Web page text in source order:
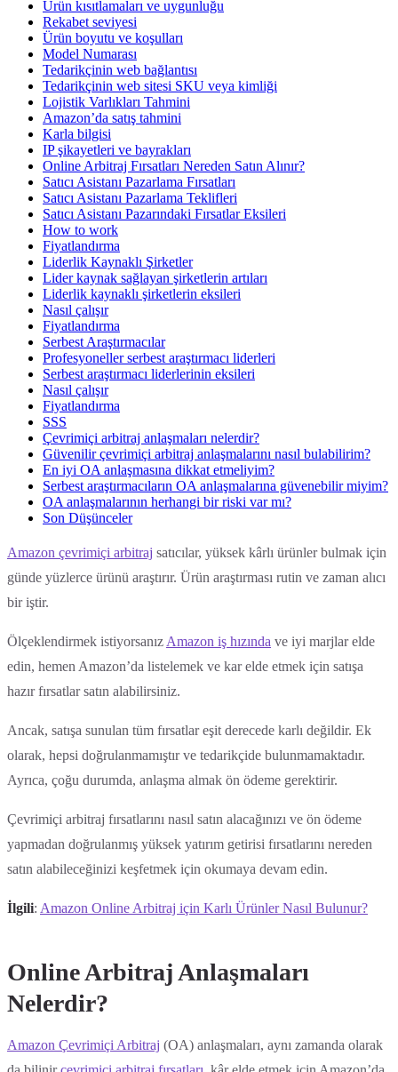
Ürün kısıtlamaları ve uygunluğu
Rekabet seviyesi
Ürün boyutu ve koşulları
Model Numarası
Tedarikçinin web bağlantısı
Tedarikçinin web sitesi SKU veya kimliği
Lojistik Varlıkları Tahmini
Amazon’da satış tahmini
Karla bilgisi
IP şikayetleri ve bayrakları
Online Arbitraj Fırsatları Nereden Satın Alınır?
Satıcı Asistanı Pazarlama Fırsatları
Satıcı Asistanı Pazarlama Teklifleri
Satıcı Asistanı Pazarındaki Fırsatlar Eksileri
How to work
Fiyatlandırma
Liderlik Kaynaklı Şirketler
Lider kaynak sağlayan şirketlerin artıları
Liderlik kaynaklı şirketlerin eksileri
Nasıl çalışır
Fiyatlandırma
Serbest Araştırmacılar
Profesyoneller serbest araştırmacı liderleri
Serbest araştırmacı liderlerinin eksileri
Nasıl çalışır
Fiyatlandırma
SSS
Çevrimiçi arbitraj anlaşmaları nelerdir?
Güvenilir çevrimiçi arbitraj anlaşmalarını nasıl bulabilirim?
En iyi OA anlaşmasına dikkat etmeliyim?
Serbest araştırmacıların OA anlaşmalarına güvenebilir miyim?
OA anlaşmalarının herhangi bir riski var mı?
Son Düşünceler
Amazon çevrimiçi arbitraj satıcılar, yüksek kârlı ürünler bulmak için
günde yüzlerce ürünü araştırır. Ürün araştırması rutin ve zaman alıcı
bir iştir.
Ölçeklendirmek istiyorsanız Amazon iş hızında ve iyi marjlar elde
edin, hemen Amazon’da listelemek ve kar elde etmek için satışa
hazır fırsatlar satın alabilirsiniz.
Ancak, satışa sunulan tüm fırsatlar eşit derecede karlı değildir. Ek
olarak, hepsi doğrulanmamıştır ve tedarikçide bulunmamaktadır.
Ayrıca, çoğu durumda, anlaşma almak ön ödeme gerektirir.
Çevrimiçi arbitraj fırsatlarını nasıl satın alacağınızı ve ön ödeme
yapmadan doğrulanmış yüksek yatırım getirisi fırsatlarını nereden
satın alabileceğinizi keşfetmek için okumaya devam edin.
İlgili: Amazon Online Arbitraj için Karlı Ürünler Nasıl Bulunur?
Online Arbitraj Anlaşmaları
Nelerdir?
Amazon Çevrimiçi Arbitraj (OA) anlaşmaları, aynı zamanda olarak